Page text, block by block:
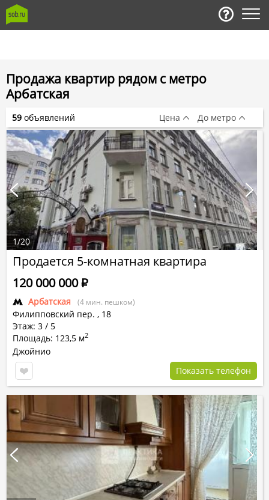
Продажа квартир рядом с метро
Арбатская
Продается 5-комнатная квартира
Арбатская (4 мин. пешком)
Филипповский пер. , 18
Этаж: 3 / 5
Площадь: 123,5 м2
120 000 000Р
Джойнио
Показать телефон
1/20
59 объявлений Цена До метро